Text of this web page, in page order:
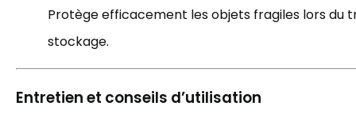
Protège efficacement les objets fragiles lors du
stockage.
Entretien et conseils d’utilisation